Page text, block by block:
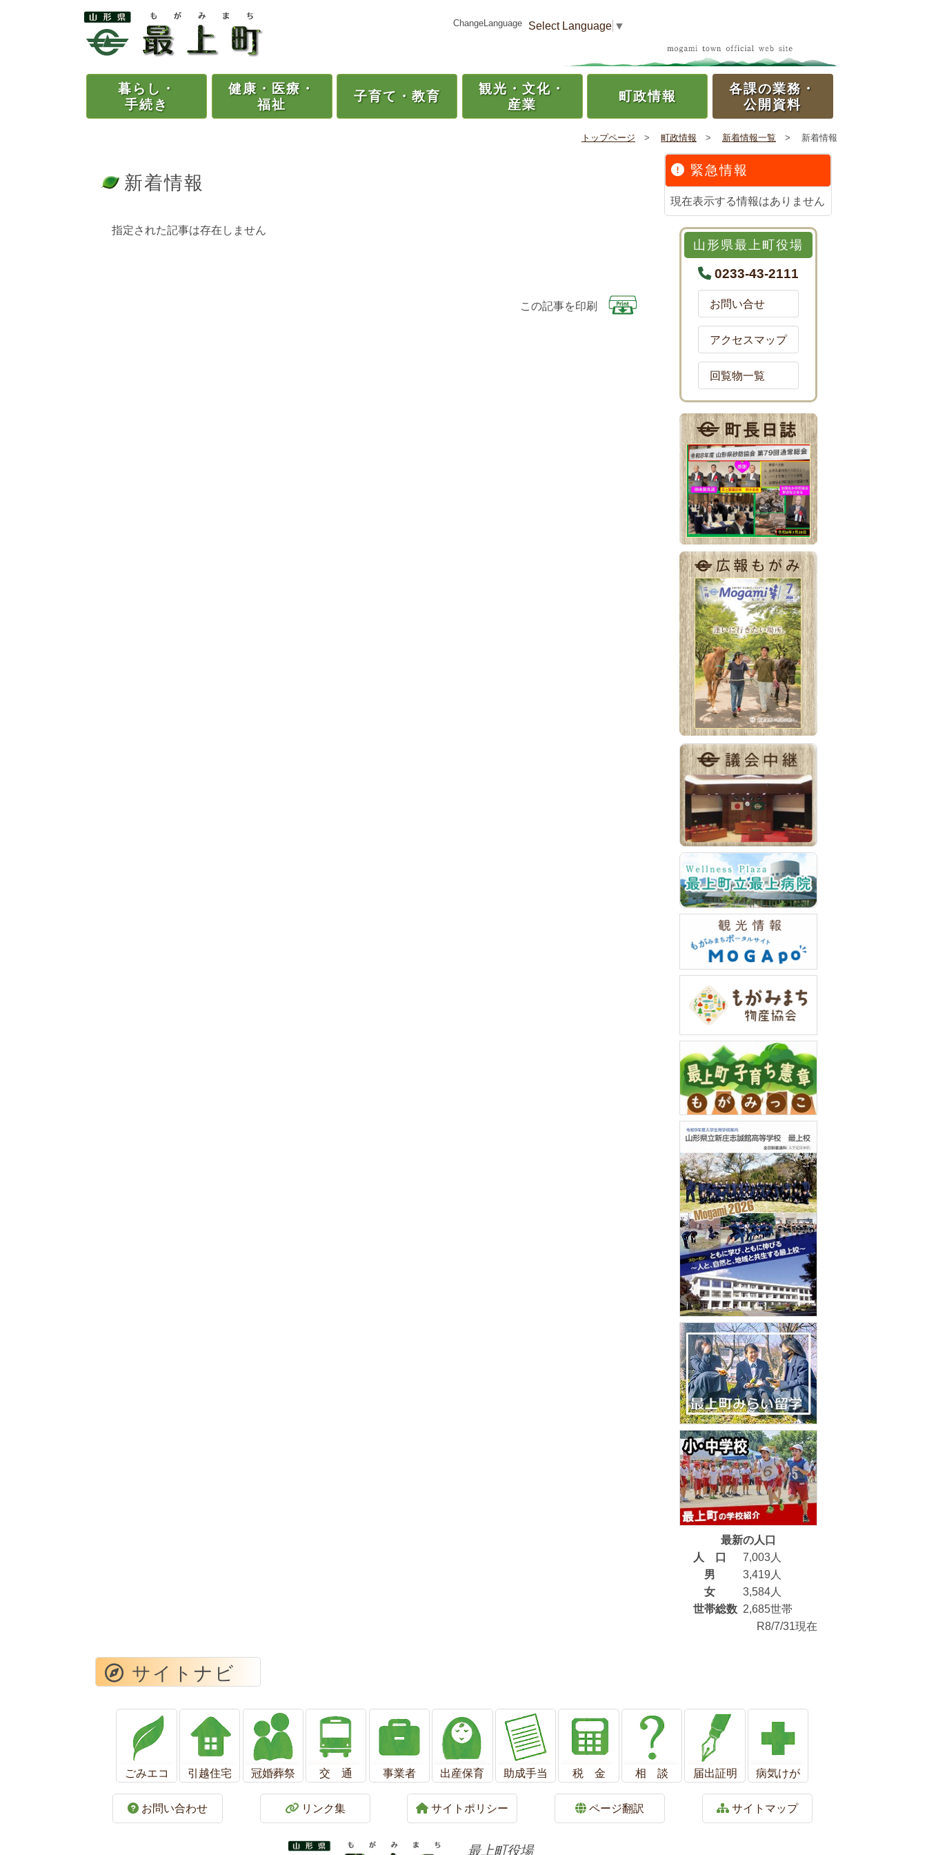
ChangeLanguage Select Language ▼
暮らし・
手続き
健康・ 医療・
福祉
子育て・ 教育
観光・文化・
産業
町政情報
各課の業務・
公開資料
トップページ > 町政情報 > 新着情報一覧 > 新着情報
新着情報
指定された記事は存在しません
この記事を印刷
緊急情報
現在表示する情報はありません
山形県最上町役場
0233-43-2111
お問い合せ
アクセスマップ
回覧物一覧
最新の人口
人 口
7,003人
男
3,419人
女
3,584人
世帯総数 2,685世帯
R8/7/31現在
サイトナビ
ごみエコ 引越住宅 冠婚葬祭 交 通 事業者 出産保育 助成手当 税 金 相 談 届出証明 病気けが
お問い合わせ リンク集 サイトポリシー ページ翻訳 サイトマップ
最上町役場